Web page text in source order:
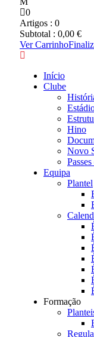
0
Artigos : 0
Subtotal : 0,00 €
Ver Carrinho
Início
Clube
Hino
Novo
Equipa
Plantel
Formação